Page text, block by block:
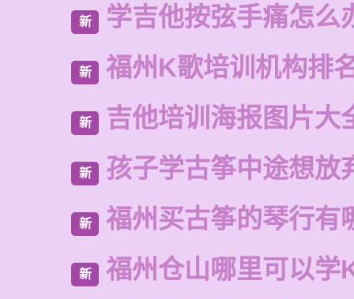
新 学吉他按弦手痛怎么
新 福州K歌培训机构排
新 吉他培训海报图片大
新 孩子学古筝中途想放
新 福州买古筝的琴行有
新 福州仓山哪里可以学